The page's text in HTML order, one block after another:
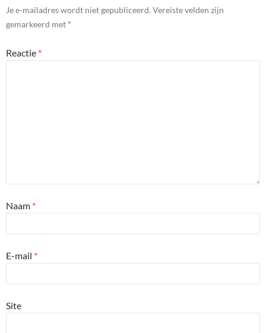
Je e-mailadres wordt niet gepubliceerd. Vereiste velden zijn
gemarkeerd met *
Reactie *
Naam *
E-mail *
Site